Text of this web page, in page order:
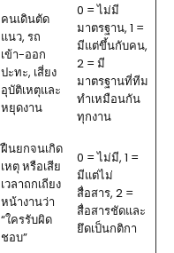
คนเดินตัด
แนว, รถ
เข้า-ออก
ปะทะ, เสี่ยง
อุบัติเหตุและ
หยุดงาน
0 = ไม่มี
มาตรฐาน, 1 =
มีแต่ขึ้นกับคน,
2 = มี
มาตรฐานที่ทีม
ทำเหมือนกัน
ทุกงาน
ฝืนยกจนเกิด
เหตุ หรือเสีย
เวลาถกเถียง
หน้างานว่า
“ใครรับผิด
ชอบ”
0 = ไม่มี, 1 =
มีแต่ไม่
สื่อสาร, 2 =
สื่อสารชัดและ
ยึดเป็นกติกา